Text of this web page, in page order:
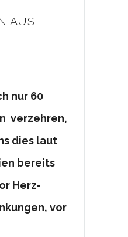
AUS
nur 60
verzehren,
dies laut
bereits
Herz-
vor